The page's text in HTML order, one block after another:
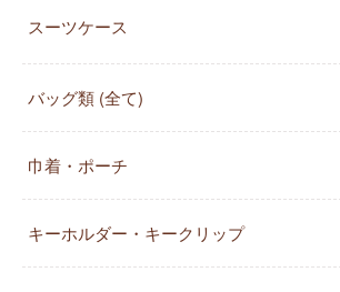
スーツケース
バッグ類 (全て)
巾着・ポーチ
キーホルダー・キークリップ